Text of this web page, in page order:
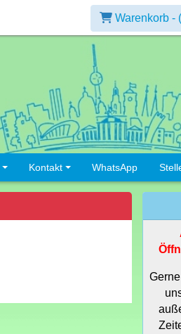
Warenkorb -
Kontakt WhatsApp